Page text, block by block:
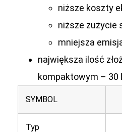
niższe koszty
niższe zużycie
mniejsza
największa ilość
kompaktowym – 30
SYMBOL
Typ